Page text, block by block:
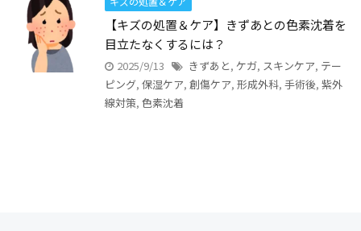
【キズの処置＆ケア】きずあとの色素沈着を
目立たなくするには？
2025/9/13 きずあと, ケガ, スキンケア, テー
ピング, 保湿ケア, 創傷ケア, 形成外科, 手術後, 紫外
線対策, 色素沈着